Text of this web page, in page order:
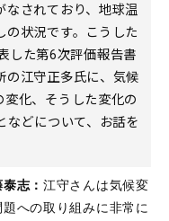
されており、地球温
状況です。こうした
した第6次評価報告書
の江守正多氏に、気候
化、そうした変化の
などについて、お話を
志： 江守さんは気候変
題への取り組みに非常に